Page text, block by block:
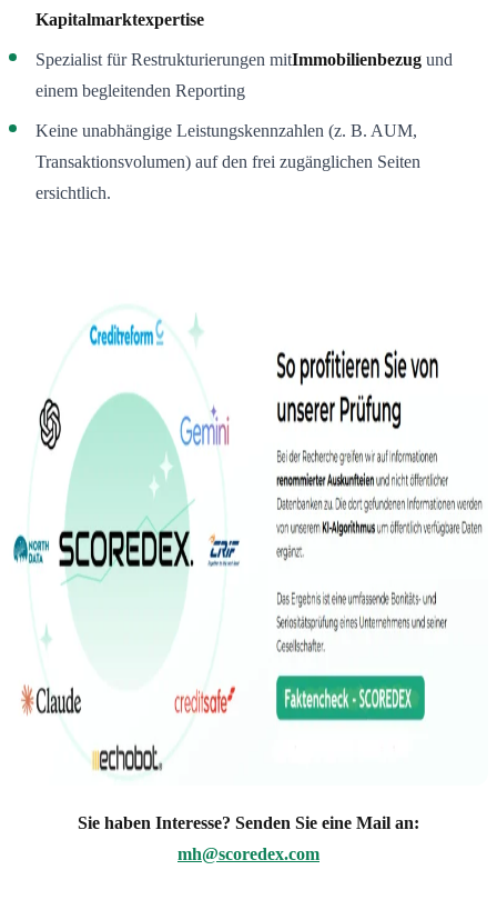
Kapitalmarktexpertise
Spezialist für Restrukturierungen mitImmobilienbezug und
einem begleitenden Reporting
Keine unabhängige Leistungskennzahlen (z. B. AUM,
Transaktionsvolumen) auf den frei zugänglichen Seiten
ersichtlich.
Sie haben Interesse? Senden Sie eine Mail an:
mh@scoredex.com